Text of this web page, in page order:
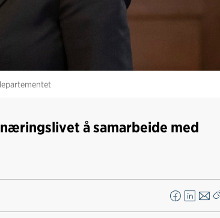
å samarbeide med
F
L
E